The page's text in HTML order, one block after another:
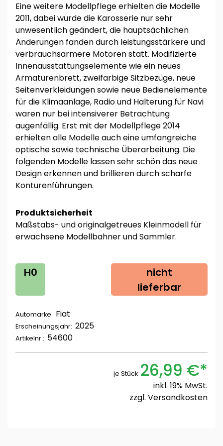
Eine weitere Modellpflege erhielten die Modelle
2011, dabei wurde die Karosserie nur sehr
unwesentlich geändert, die hauptsächlichen
Änderungen fanden durch leistungsstärkere und
verbrauchsärmere Motoren statt. Modifizierte
Innenausstattungselemente wie ein neues
Armaturenbrett, zweifarbige Sitzbezüge, neue
Seitenverkleidungen sowie neue Bedienelemente
für die Klimaanlage, Radio und Halterung für Navi
waren nur bei intensiverer Betrachtung
augenfällig. Erst mit der Modellpflege 2014
erhielten alle Modelle auch eine umfangreiche
optische sowie technische Überarbeitung. Die
folgenden Modelle lassen sehr schön das neue
Design erkennen und brillieren durch scharfe
Konturenführungen.
Produktsicherheit
Maßstabs- und originalgetreues Kleinmodell für
erwachsene Modellbahner und Sammler.
H0
nicht
lieferbar
Automarke: Fiat
Erscheinungsjahr: 2025
Artikelnr.: 54600
je Stück 26,99 €*
inkl. 19% MwSt.
zzgl. Versandkosten